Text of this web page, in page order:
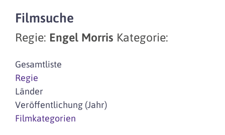
Filmsuche
Regie: Engel Morris Kategorie:
Gesamtliste
Regie
Länder
Veröffentlichung (Jahr)
Filmkategorien